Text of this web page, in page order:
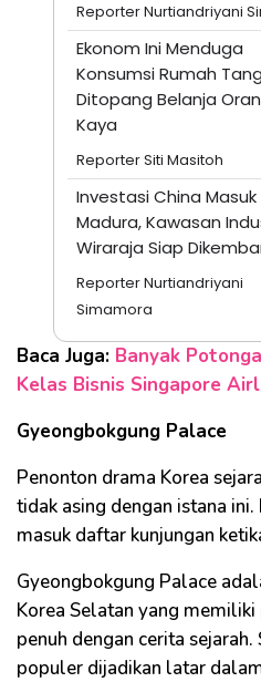
Reporter Nurtiandriyani
Ekonom Ini Menduga
Konsumsi Rumah
Ditopang Belanja
Kaya
Reporter Siti Masitoh
Investasi China Masuk
Madura, Kawasan
Wiraraja Siap
Reporter Nurtiandriyani
Simamora
Baca Juga: Banyak
Kelas Bisnis Singapore
Gyeongbokgung Palace
Penonton drama Korea
tidak asing dengan istana
masuk daftar kunjungan
Gyeongbokgung Palace
Korea Selatan yang
penuh dengan cerita
populer dijadikan latar